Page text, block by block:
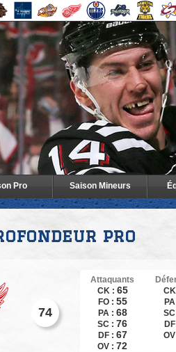
Pro Saison Mineurs
pro
74
Attaquants
CK : 65
FO : 55
PA : 68
SC : 76
DF : 67
OV : 72